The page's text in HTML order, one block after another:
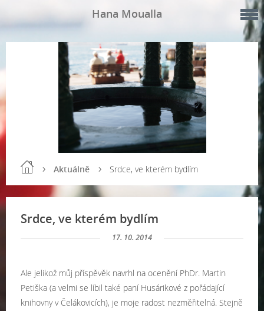
Hana Moualla
Aktuálně Srdce, ve kterém bydlím
Srdce, ve kterém bydlím
17. 10. 2014
Ale jelikož můj příspěvěk navrhl na ocenění PhDr. Martin
Petiška (a velmi se líbil také paní Husárikové z pořádající
knihovny v Čelákovicích), je moje radost nezměřitelná. Stejně